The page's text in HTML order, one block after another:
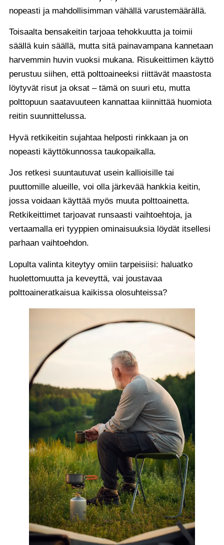
nopeasti ja mahdollisimman vähällä varustemäärällä.
Toisaalta bensakeitin tarjoaa tehokkuutta ja toimii
säällä kuin säällä, mutta sitä painavampana kannetaan
harvemmin huvin vuoksi mukana. Risukeittimen käyttö
perustuu siihen, että polttoaineeksi riittävät maastosta
löytyvät risut ja oksat – tämä on suuri etu, mutta
polttopuun saatavuuteen kannattaa kiinnittää huomiota
reitin suunnittelussa.
Hyvä retkikeitin sujahtaa helposti rinkkaan ja on
nopeasti käyttökunnossa taukopaikalla.
Jos retkesi suuntautuvat usein kallioisille tai
puuttomille alueille, voi olla järkevää hankkia keitin,
jossa voidaan käyttää myös muuta polttoainetta.
Retkikeittimet tarjoavat runsaasti vaihtoehtoja, ja
vertaamalla eri tyyppien ominaisuuksia löydät itsellesi
parhaan vaihtoehdon.
Lopulta valinta kiteytyy omiin tarpeisiisi: haluatko
huolettomuutta ja keveyttä, vai joustavaa
polttoaineratkaisua kaikissa olosuhteissa?